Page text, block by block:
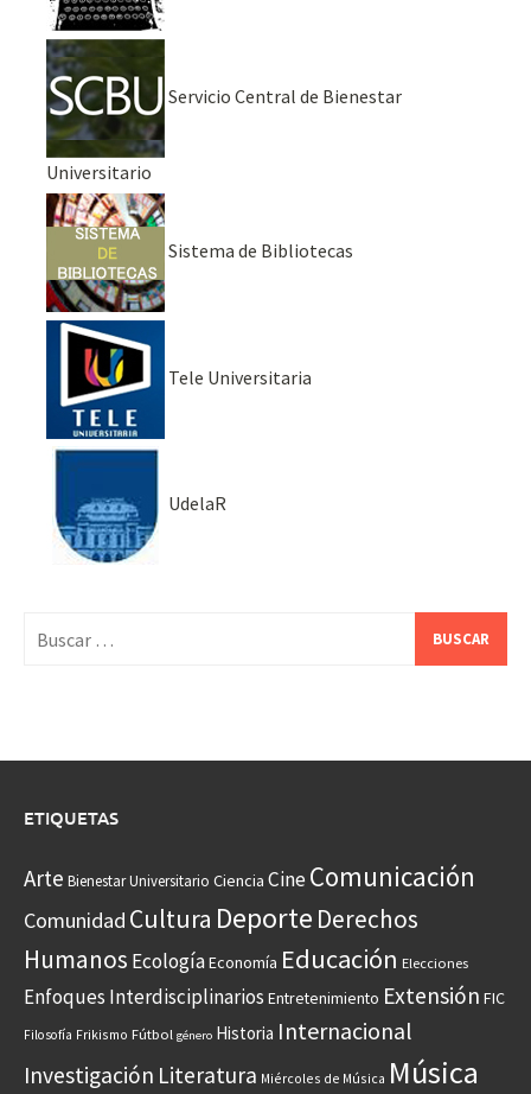
Servicio Central de Bienestar
Universitario
Sistema de Bibliotecas
Tele Universitaria
UdelaR
ETIQUETAS
Arte Bienestar Universitario Ciencia CineComunicación
Comunidad Cultura Deporte Derechos
Humanos EcologíaEconomía Educación Elecciones
Enfoques Interdisciplinarios Entretenimiento Extensión FIC
Filosofía Frikismo Fútbol género Historia Internacional
Investigación Literatura Miércoles de Música Música